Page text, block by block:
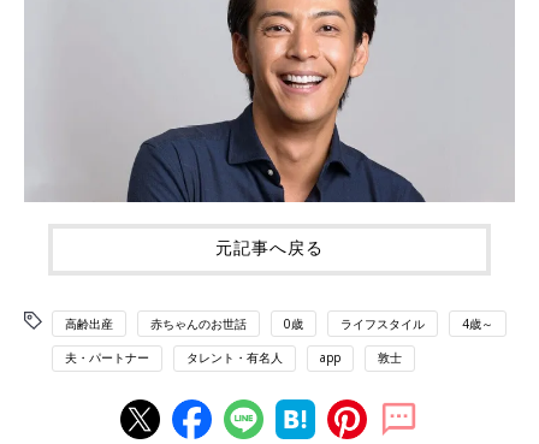
元記事へ戻る
高齢出産 赤ちゃんのお世話 0歳 ライフスタイル 4歳～
夫・パートナー タレント・有名人 app 敦士